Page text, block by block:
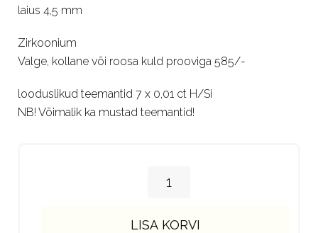
laius 4,5 mm
Zirkoonium
Valge, kollane või roosa kuld prooviga 585/-
looduslikud teemantid 7 x 0,01 ct H/Si
NB! Võimalik ka mustad teemantid!
LISA KORVI